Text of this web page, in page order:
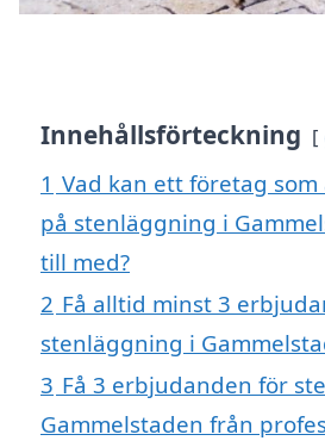
Innehållsförteckning
1 Vad kan ett företag
på stenläggning i
till med?
2 Få alltid minst 3
stenläggning i
3 Få 3 erbjudanden för
Gammelstaden från